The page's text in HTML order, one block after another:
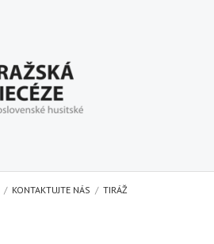
KONTAKTUJTE NÁS TIRÁŽ